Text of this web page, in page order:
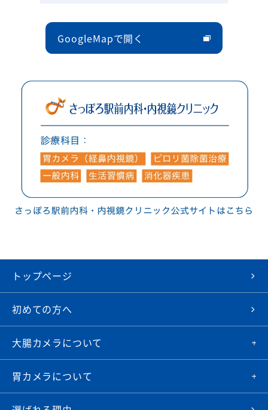
GoogleMapで開く
トップページ
初めての方へ
大腸カメラについて
胃カメラについて